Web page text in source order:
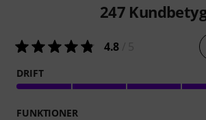
247
4.8
DRIFT
FUNKTIONER